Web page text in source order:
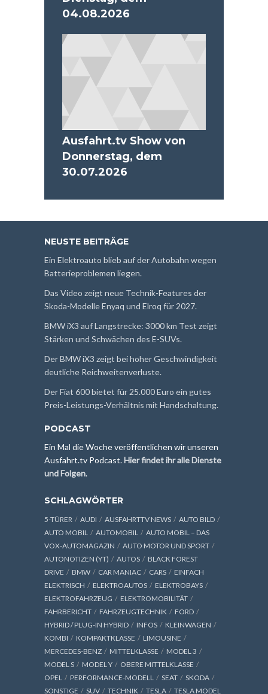
04.08.2026
Ausfahrt.tv Show von
Donnerstag, dem
30.07.2026
NEUSTE BEITRÄGE
Ein Elektroauto blieb auf der Autobahn wegen
Batterieproblemen liegen.
Das Video zeigt neue Technik-Features der
Skoda-Modelle Enyaq und Elroq für 2027.
BMW iX3 auf Langstrecke: 3000 km Test zeigt
Stärken und Schwächen des E-SUVs.
Der BMW iX3 zeigt bei hoher Geschwindigkeit
deutliche Reichweitenverluste.
Der Fiat 600 bietet für 25.000 Euro ein gutes
Preis-Leistungs-Verhältnis mit Handschaltung.
PODCAST
Ein Mal die Woche veröffentlichen wir unseren
Ausfahrt.tv Podcast.Hier findet ihr alle Dienste
und Folgen.
SCHLAGWÖRTER
5-TÜRER AUDI AUSFAHRTTV NEWS
AUTO BILD
AUTO MOBIL
AUTOMOBIL
AUTO MOBIL – DAS
VOX-AUTOMAGAZIN
AUTO MOTOR UND SPORT
AUTONOTIZEN (YT)
AUTOS
BLACK FOREST
DRIVE
BMW CAR MANIAC CARS
EINFACH
ELEKTRISCH
ELEKTROAUTOS
ELEKTROBAYS
ELEKTROFAHRZEUG
ELEKTROMOBILITÄT
FAHRBERICHT
FAHRZEUGTECHNIK
FORD
HYBRID / PLUG-IN HYBRID
INFOS
KLEINWAGEN
KOMBI
KOMPAKTKLASSE
LIMOUSINE
MERCEDES-BENZ
MITTELKLASSE
MODEL 3
MODEL S
MODEL Y
OBERE MITTELKLASSE
OPEL
PERFORMANCE-MODELL SEAT
SKODA
SONSTIGE
SUV TECHNIK TESLA TESLA MODEL